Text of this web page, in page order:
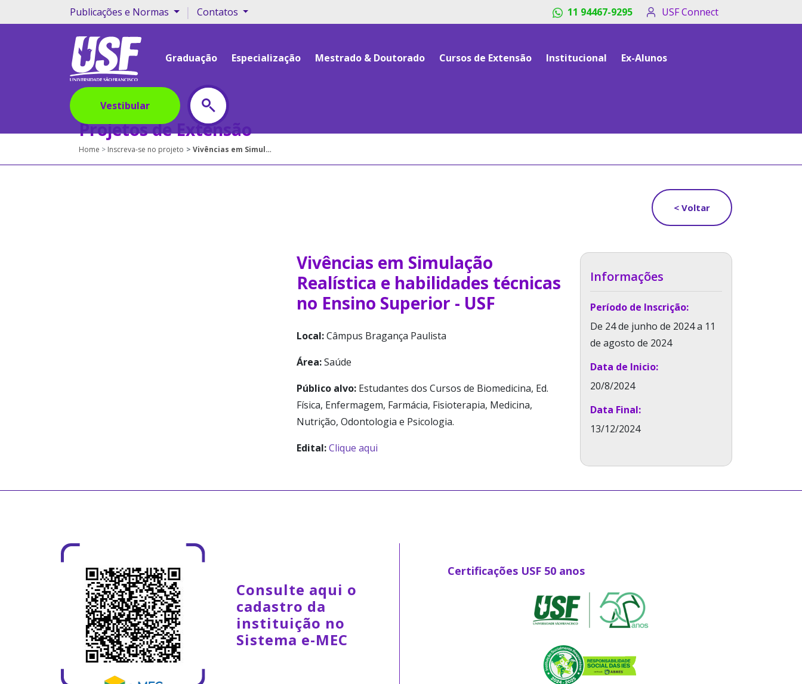
Publicações e Normas | Contatos 11 94467-9295 USF Connect
Graduação Especialização Mestrado & Doutorado Cursos de Extensão Institucional Ex-Alunos
Vestibular
Projetos de Extensão
Home Inscreva-se no projeto Vivências em Simulação Realística e habilidades técnicas no Ensino Superior - USF
< Voltar
Vivências em Simulação
Realística e habilidades técnicas
no Ensino Superior - USF
Local:Câmpus Bragança Paulista
Área:Saúde
Público alvo: Estudantes dos Cursos de Biomedicina, Ed.
Física, Enfermagem, Farmácia, Fisioterapia, Medicina,
Nutrição, Odontologia e Psicologia.
Edital:Clique aqui
Informações
Período de Inscrição:
De 24 de junho de 2024 a 11
de agosto de 2024
Data de Inicio:
20/8/2024
Data Final:
13/12/2024
Consulte aqui o
cadastro da
instituição no
Sistema e-MEC
Certificações USF 50 anos